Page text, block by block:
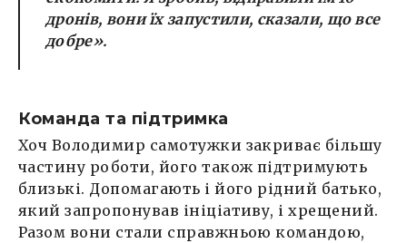
дронів, вони їх запустили, сказали, що все
добре».
Команда та підтримка
Хоч Володимир самотужки закриває більшу
частину роботи, його також підтримують
близькі. Допомагають і його рідний батько,
який запропонував ініціативу, і хрещений.
Разом вони стали справжньою командою,